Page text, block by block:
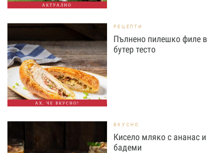
АКТУАЛНО
АХ, ЧЕ ВКУСНО!
РЕЦЕПТИ
Пълнено пилешко филе в
бутер тесто
ВКУСНО
Кисело мляко с ананас и
бадеми